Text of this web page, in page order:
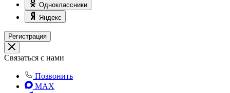
Одноклассники
Яндекс
Регистрация
Связаться с нами
Позвонить
MAX